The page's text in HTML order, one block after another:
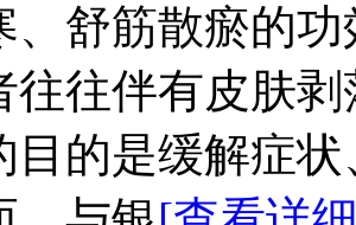
、舒筋散瘀的
往往伴有皮肤
目的是缓解症